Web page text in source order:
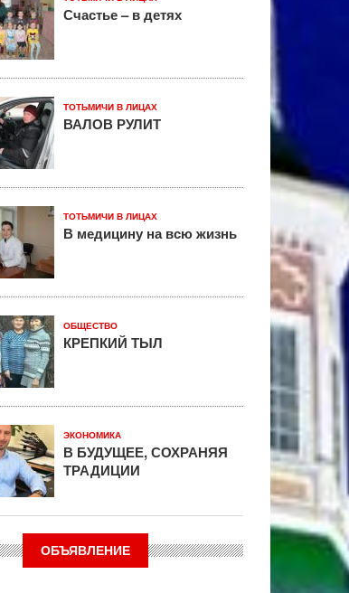
Счастье – в детях
ТОТЬМИЧИ В ЛИЦАХ
ВАЛОВ РУЛИТ
ТОТЬМИЧИ В ЛИЦАХ
В медицину на всю жизнь
ОБЩЕСТВО
КРЕПКИЙ ТЫЛ
ЭКОНОМИКА
В БУДУЩЕЕ, СОХРАНЯЯ
ТРАДИЦИИ
ОБЪЯВЛЕНИЕ